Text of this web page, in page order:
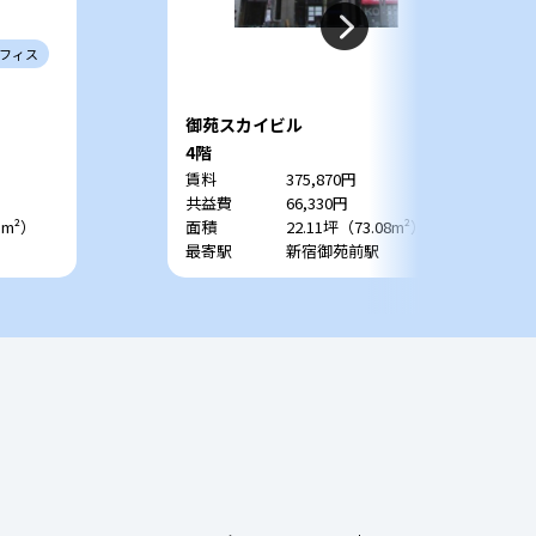
ィス
）
御苑スカイビル
4階
賃料
375,870円
共益費
66,330円
面積
22.11坪（73.08m²）
最寄駅
新宿御苑前駅